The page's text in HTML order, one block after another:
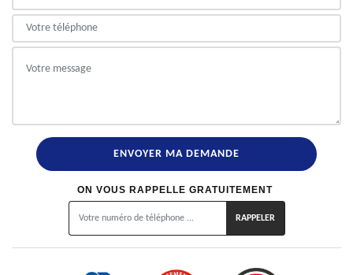
ON VOUS RAPPELLE GRATUITEMENT